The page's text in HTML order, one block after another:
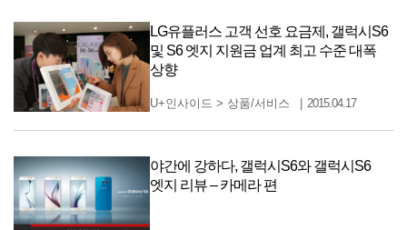
LG유플러스 고객 선호 요금제, 갤럭시S6
및 S6 엣지 지원금 업계 최고 수준 대폭
상향
U+인사이드 >상품/서비스 2015.04.17
야간에 강하다, 갤럭시S6와 갤럭시S6
엣지 리뷰 – 카메라 편